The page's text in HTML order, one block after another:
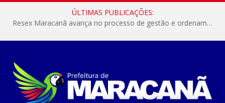
ÚLTIMAS PUBLICAÇÕES:
Resex Maracanã avança no processo de gestão e ordenamento do turismo em nossas áreas protegidas.